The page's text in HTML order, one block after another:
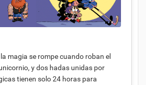
magia se rompe cuando roban el
y dos hadas unidas por
tienen solo 24 horas para